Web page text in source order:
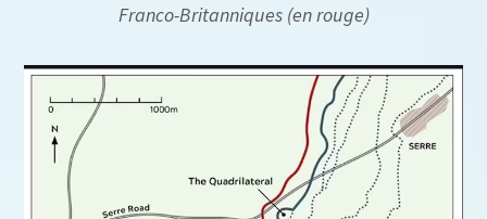
Franco-Britanniques (en rouge)